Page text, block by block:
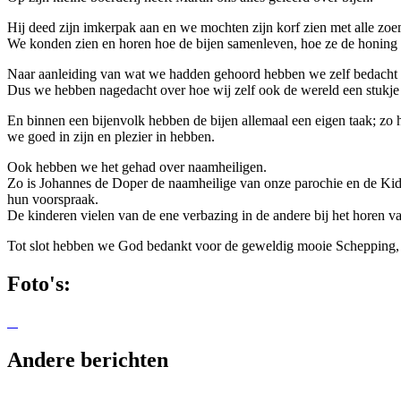
Hij deed zijn imkerpak aan en we mochten zijn korf zien met alle
We konden zien en horen hoe de bijen samenleven, hoe ze de
Naar aanleiding van wat we hadden gehoord hebben we zelf
Dus we hebben nagedacht over hoe wij zelf ook de wereld een
En binnen een bijenvolk hebben de bijen allemaal een eigen taak;
we goed in zijn en plezier in hebben.
Ook hebben we het gehad over naamheiligen.
Zo is Johannes de Doper de naamheilige van onze parochie en de
hun voorspraak.
De kinderen vielen van de ene verbazing in de andere bij het horen
Tot slot hebben we God bedankt voor de geweldig mooie
Foto's:
Andere berichten